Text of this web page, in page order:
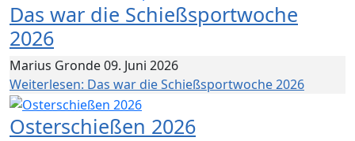
Das war die Schießsportwoche
2026
Marius Gronde09. Juni 2026
Weiterlesen: Das war die Schießsportwoche 2026
Osterschießen 2026